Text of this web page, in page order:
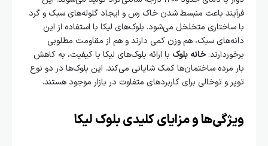
فرآیند باعث منبسط شدن خاک رس و ایجاد گلوله‌های سبک و گرد
با ساختاری متخلخل می‌شود. بلوک‌های لیکا با استفاده از این
دانه‌های سبک، هم وزن کمی دارند و هم از مقاومت مطلوبی
برخوردارند. خانه بلوک با ارائه بلوک‌های لیکا با کیفیت، به کاهش
بار مرده ساختمان‌ها کمک شایانی می‌کند. این بلوک‌ها در دو نوع
توپر و توخالی برای کاربردهای متفاوت در بازار موجود هستند.
ویژگی‌ها و مزایای کلیدی بلوک لیکا